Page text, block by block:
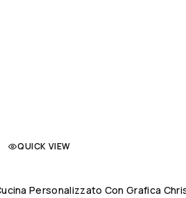
QUICK VIEW
Personalizzato Con Grafica